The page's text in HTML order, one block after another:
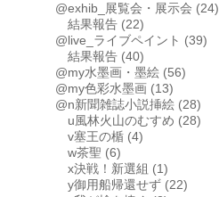
@exhib_展覧会・展示会 (24)
結果報告 (22)
@live_ライブペイント (39)
結果報告 (40)
@my水墨画・墨絵 (56)
@my色彩水墨画 (13)
@n新聞雑誌小説挿絵 (28)
u風林火山のむすめ (28)
v塞王の楯 (4)
w茶聖 (6)
x決戦！新選組 (1)
y御用船帰還せず (22)